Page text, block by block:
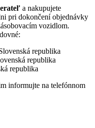
a nakupujete
pri dokončení objednávky
vozidlom.
republika
republika
republika
informujte na telefónnom